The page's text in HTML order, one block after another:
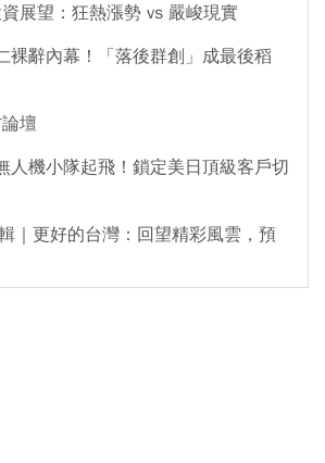
展望：狂熱漲勢 vs 嚴峻現實
裸辭內幕！「落後群創」成最後稻
壇
人機小隊起飛！鎖定美日頂級客戶切
｜更好的台灣：回望精彩風雲，預